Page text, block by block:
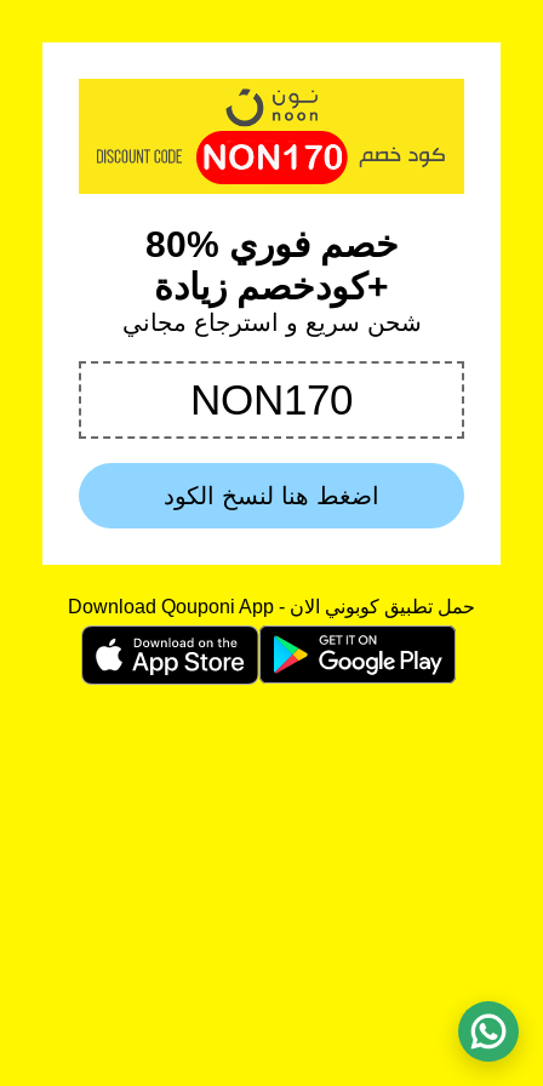
خصم فوري %80
كودخصم زيادة+
شحن سريع و استرجاع مجاني
NON170
اضغط هنا لنسخ الكود
Download Qouponi App - حمل تطبيق كوبوني الان